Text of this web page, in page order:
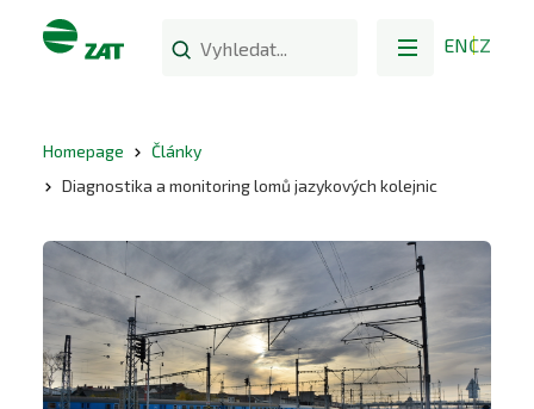
ENCZ
Homepage
Články
Diagnostika a monitoring lomů jazykových kolejnic